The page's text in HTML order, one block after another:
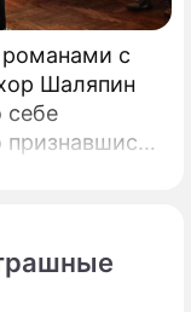
с
Шаляпин
себе
признавшись
женщина.
пола с
Прохор